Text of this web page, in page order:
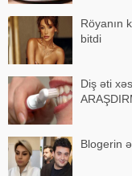
Röyanın
bitdi
Diş əti
Blogerin